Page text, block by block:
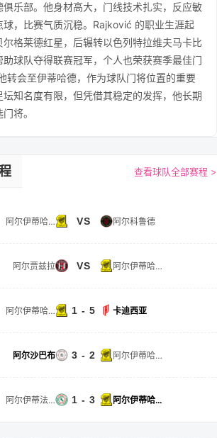
乐部。他身材高大，门线技术扎实，反应敏
球，比赛气质沉稳。Rajković 的职业生涯起
格莱德红星，后辗转以色列特拉维夫马卡比
球队夺得联赛冠军，个人也荣获赛季最佳门
转会至伊蒂哈德，作为球队门将位置的重要
知名度有限，但凭借其稳定的发挥，他长期
将。
查看球队全部赛程 >
阿尔伊蒂哈德 VS 阿尔科鲁德
阿尔贾兹拉 VS 阿尔伊蒂哈德
阿尔伊蒂哈德 1 - 5 卡迪西亚
阿尔沙巴布 3 - 2 阿尔伊蒂哈德
阿尔伊蒂法克 1 - 3 阿尔伊蒂哈德